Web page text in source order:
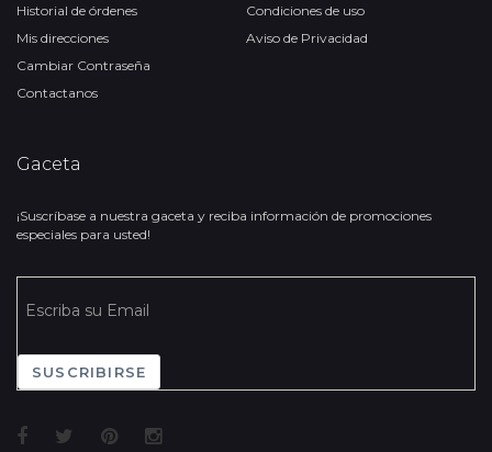
Historial de órdenes
Mis direcciones
Cambiar Contraseña
Contactanos
Condiciones de uso
Aviso de Privacidad
Gaceta
¡Suscríbase a nuestra gaceta y reciba información de promociones
especiales para usted!
SUSCRIBIRSE